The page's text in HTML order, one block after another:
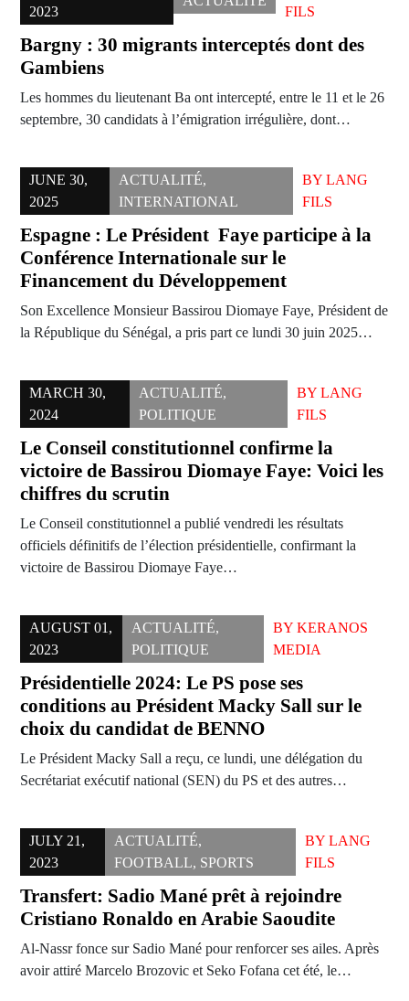
2023 FILS
Bargny : 30 migrants interceptés dont des
Gambiens
Les hommes du lieutenant Ba ont intercepté, entre le 11 et le 26
septembre, 30 candidats à l’émigration irrégulière, dont…
JUNE 30,
2025
ACTUALITÉ,
INTERNATIONAL
BY LANG
FILS
Espagne : Le Président Faye participe à la
Conférence Internationale sur le
Financement du Développement
Son Excellence Monsieur Bassirou Diomaye Faye, Président de
la République du Sénégal, a pris part ce lundi 30 juin 2025…
MARCH 30,
2024
ACTUALITÉ,
POLITIQUE
BYLANG
FILS
Le Conseil constitutionnel confirme la
victoire de Bassirou Diomaye Faye: Voici les
chiffres du scrutin
Le Conseil constitutionnel a publié vendredi les résultats
officiels définitifs de l’élection présidentielle, confirmant la
victoire de Bassirou Diomaye Faye…
AUGUST 01,
2023
ACTUALITÉ,
POLITIQUE
BY KERANOS
MEDIA
Présidentielle 2024: Le PS pose ses
conditions au Président Macky Sall sur le
choix du candidat de BENNO
Le Président Macky Sall a reçu, ce lundi, une délégation du
Secrétariat exécutif national (SEN) du PS et des autres…
JULY 21,
2023
ACTUALITÉ,
FOOTBALL, SPORTS
BYLANG
FILS
Transfert: Sadio Mané prêt à rejoindre
Cristiano Ronaldo en Arabie Saoudite
Al-Nassr fonce sur Sadio Mané pour renforcer ses ailes. Après
avoir attiré Marcelo Brozovic et Seko Fofana cet été, le…